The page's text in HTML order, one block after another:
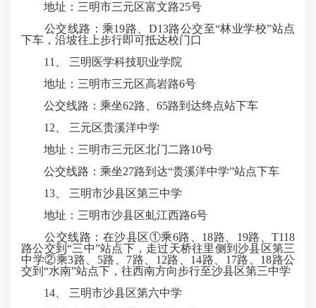
地址：三明市三元区富文路25号
公交线路：乘19路、D13路公交至“林业学校”站点
下车，沿坡往上步行即可抵达校门口
11、 三明医学科技职业学院
地址：三明市三元区高岩路6号
公交线路：乘坐62路、65路到达终点站下车
12、 三元区贵溪洋中学
地址：三明市三元区北门二路10号
公交线路：乘坐27路到达“贵溪洋中学”站点下车
13、 三明市沙县区第三中学
地址：三明市沙县区虬江西路6号
公交线路：在沙县区①乘6路、18路、19路、T118
路公交到“三中”站点下，走过天桥往里侧到沙县区第三
中学②乘3路、5路、7路、12路、14路、17路、18路公
交到“水南”站点下，往西南方向步行至沙县区第三中学
14、 三明市沙县区第六中学